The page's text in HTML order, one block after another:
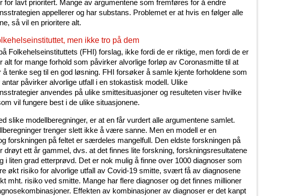
for lavt prioritert. Mange av argumentene som fremføres for å endre
appellerer og har substans. Problemet er at hvis en følger alle
så vil en prioritere alt.
men ikke tro på dem
Folkehelseinstituttets (FHI) forslag, ikke fordi de er riktige, men fordi de er
alt for mange forhold som påvirker alvorlige forløp av Coronasmitte til at
å tenke seg til en god løsning. FHI forsøker å samle kjente forholdene som
antar påvirker alvorlige utfall i en stokastisk modell. Ulike
anvendes på ulike smittesituasjoner og resulteten viser hvilke
vil fungere best i de ulike situasjonene.
slike modellberegninger, er at en får vurdert alle argumentene samlet.
trenger slett ikke å være sanne. Men en modell er en
forskningen på feltet er særdeles mangelfull. Den eldste forskningen på
drøyt ett år gammel, dvs. at det finnes lite forskning, forskningsresultatene
i liten grad etterprøvd. Det er nok mulig å finne over 1000 diagnoser som
økt risiko for alvorlige utfall av Covid-19 smitte, svært få av diagnosene
mht. risiko ved smitte. Mange har flere diagnoser og det finnes millioner
Effekten av kombinasjoner av diagnoser er det kanpt